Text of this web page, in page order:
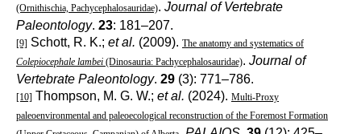
(Ornithischia, Pachycephalosauridae). Journal of Vertebrate
Paleontology. 23: 181–207.
[9] Schott, R. K.; et al. (2009). The anatomy and systematics of
Colepiocephale lambei (Dinosauria: Pachycephalosauridae). Journal of
Vertebrate Paleontology. 29 (3): 771–786.
[10] Thompson, M. G. W.; et al. (2024). Multi-Proxy
paleoenvironmental and paleoecological reconstruction of the Foremost Formation